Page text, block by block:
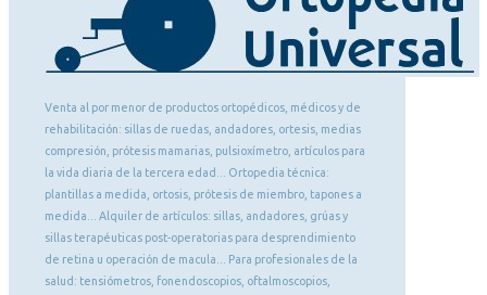
Venta al por menor de productos ortopédicos, médicos y de
rehabilitación: sillas de ruedas, andadores, ortesis, medias
compresión, prótesis mamarias, pulsioxímetro, artículos para
la vida diaria de la tercera edad... Ortopedia técnica:
plantillas a medida, ortosis, prótesis de miembro, tapones a
medida... Alquiler de artículos: sillas, andadores, grúas y
sillas terapéuticas post-operatorias para desprendimiento
de retina u operación de macula... Para profesionales de la
salud: tensiómetros, fonendoscopios, oftalmoscopios,